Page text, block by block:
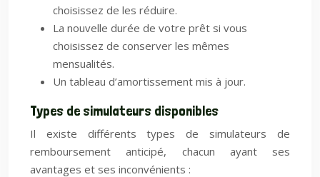
choisissez de les réduire.
La nouvelle durée de votre prêt si vous
choisissez de conserver les mêmes
mensualités.
Un tableau d’amortissement mis à jour.
Types de simulateurs disponibles
Il existe différents types de simulateurs de
remboursement anticipé, chacun ayant ses
avantages et ses inconvénients :